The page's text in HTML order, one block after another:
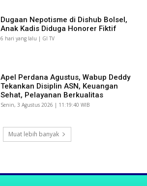
Dugaan Nepotisme di Dishub Bolsel,
Anak Kadis Diduga Honorer Fiktif
6 hari yang lalu | GI TV
Apel Perdana Agustus, Wabup Deddy
Tekankan Disiplin ASN, Keuangan
Sehat, Pelayanan Berkualitas
Senin, 3 Agustus 2026 | 11:19:40 WIB
Muat lebih banyak